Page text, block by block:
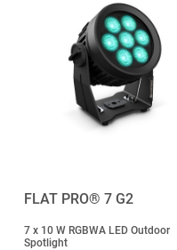
FLAT PRO® 7 G2
7 x 10 W RGBWA LED Outdoor
Spotlight